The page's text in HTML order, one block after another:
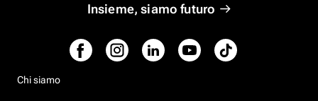
Insieme, siamo futuro
Chi siamo